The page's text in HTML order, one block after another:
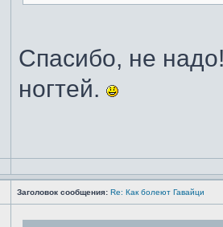
Спасибо, не
ногтей.
Заголовок сообщения: Re: Как болеют Гавайци